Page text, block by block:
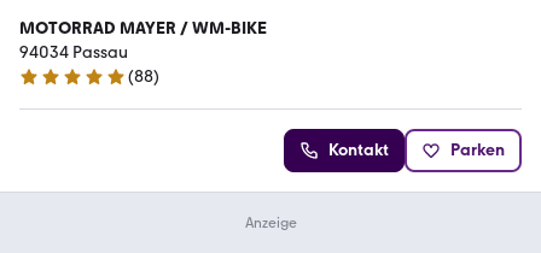
MOTORRAD MAYER / WM-BIKE
94034 Passau
4.9 Sterne
(88)
Kontakt Parken